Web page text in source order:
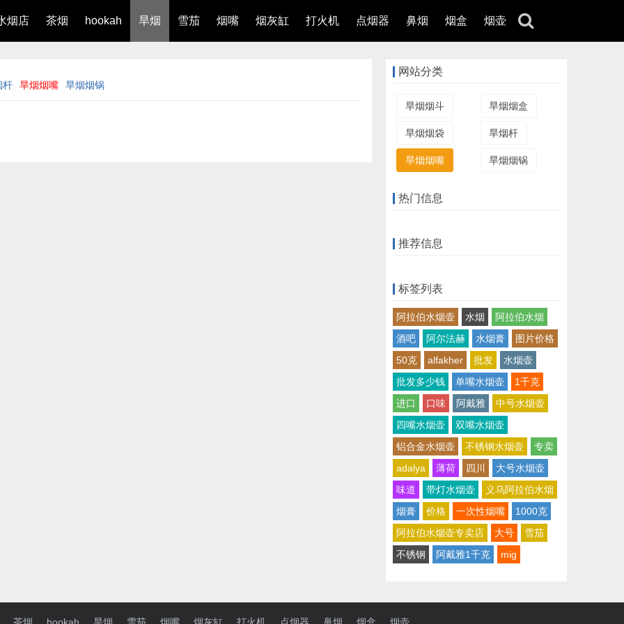
烟店 茶烟 hookah 旱烟 雪茄 烟嘴 烟灰缸 打火机 点烟器 鼻烟 烟盒 烟壶
杆 旱烟烟嘴 旱烟烟锅
网站分类
旱烟烟斗 旱烟烟盒
旱烟烟袋 旱烟杆
旱烟烟嘴 旱烟烟锅
热门信息
推荐信息
标签列表
阿拉伯水烟壶 水烟
阿拉伯水烟
酒吧
阿尔法赫 水烟膏
图片价格
50克
alfakher 批发
水烟壶
批发多少钱
单嘴水烟壶
1千克
进口
口味 阿戴雅
中号水烟壶
四嘴水烟壶
双嘴水烟壶
铝合金水烟壶
不锈钢水烟壶
专卖
adalya
薄荷 四川
大号水烟壶
味道
带灯水烟壶
义乌阿拉伯水烟
烟膏
价格 一次性烟嘴
1000克
阿拉伯水烟壶专卖店
大号
雪茄
不锈钢
阿戴雅1千克 mig